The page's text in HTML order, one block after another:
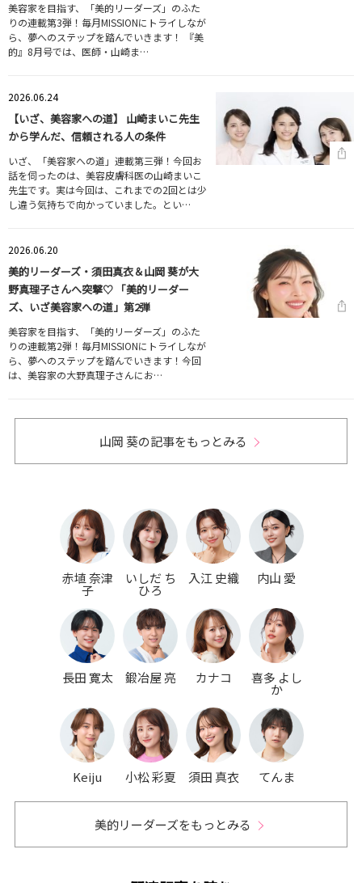
美容家を目指す、「美的リーダーズ」のふた
りの連載第3弾！毎月MISSIONにトライしなが
ら、夢へのステップを踏んでいきます！ 『美
的』8月号では、医師・山崎ま…
2026.06.24
【いざ、美容家への道】 山崎まいこ先生
から学んだ、信頼される人の条件
いざ、「美容家への道」連載第三弾！今回お
話を伺ったのは、美容皮膚科医の山崎まいこ
先生です。実は今回は、これまでの2回とは少
し違う気持ちで向かっていました。とい…
2026.06.20
美的リーダーズ・須田真衣＆山岡 葵が大
野真理子さんへ突撃♡ 「美的リーダー
ズ、いざ美容家への道」第2弾
美容家を目指す、「美的リーダーズ」のふた
りの連載第2弾！毎月MISSIONにトライしなが
ら、夢へのステップを踏んでいきます！今回
は、美容家の大野真理子さんにお…
山岡 葵の記事をもっとみる
赤埴 奈津
子
いしだ ち
ひろ
入江 史織 内山 愛
長田 寛太 鍛冶屋 亮 カナコ 喜多 よし
か
Keiju 小松 彩夏 須田 真衣 てんま
美的リーダーズをもっとみる